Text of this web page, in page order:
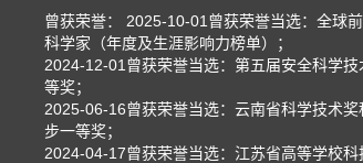
曾获荣誉： 2025-10-01曾获荣誉当选：全球
科学家（年度及生涯影响力榜单）；
2024-12-01曾获荣誉当选：第五届安全科学技
等奖；
2025-06-16曾获荣誉当选：云南省科学技术奖
步一等奖；
2024-04-17曾获荣誉当选：江苏省高等学校科